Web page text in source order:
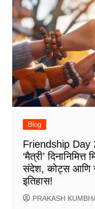
Blog
Friendship Day
‘मैत्री’
संदेश, कोट्स आणि
इतिहास!
PRAKASH